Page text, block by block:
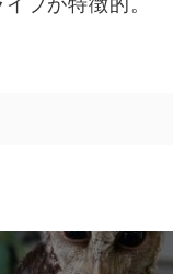
プが特徴的。